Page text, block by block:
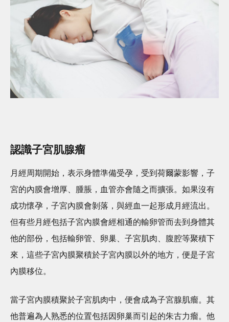
認識子宮肌腺瘤
月經周期開始，表示身體準備受孕，受到荷爾蒙影響，子
宮的內膜會增厚、腫脹，血管亦會隨之而擴張。如果沒有
成功懷孕，子宮內膜會剝落，與經血一起形成月經流出。
但有些月經包括子宮內膜會經相通的輸卵管而去到身體其
他的部份，包括輸卵管、卵巢、子宮肌肉、腹腔等聚積下
來，這些子宮內膜聚積於子宮內膜以外的地方，便是子宮
內膜移位。
當子宮內膜積聚於子宮肌肉中，便會成為子宮腺肌瘤。其
他普遍為人熟悉的位置包括因卵巢而引起的朱古力瘤。他